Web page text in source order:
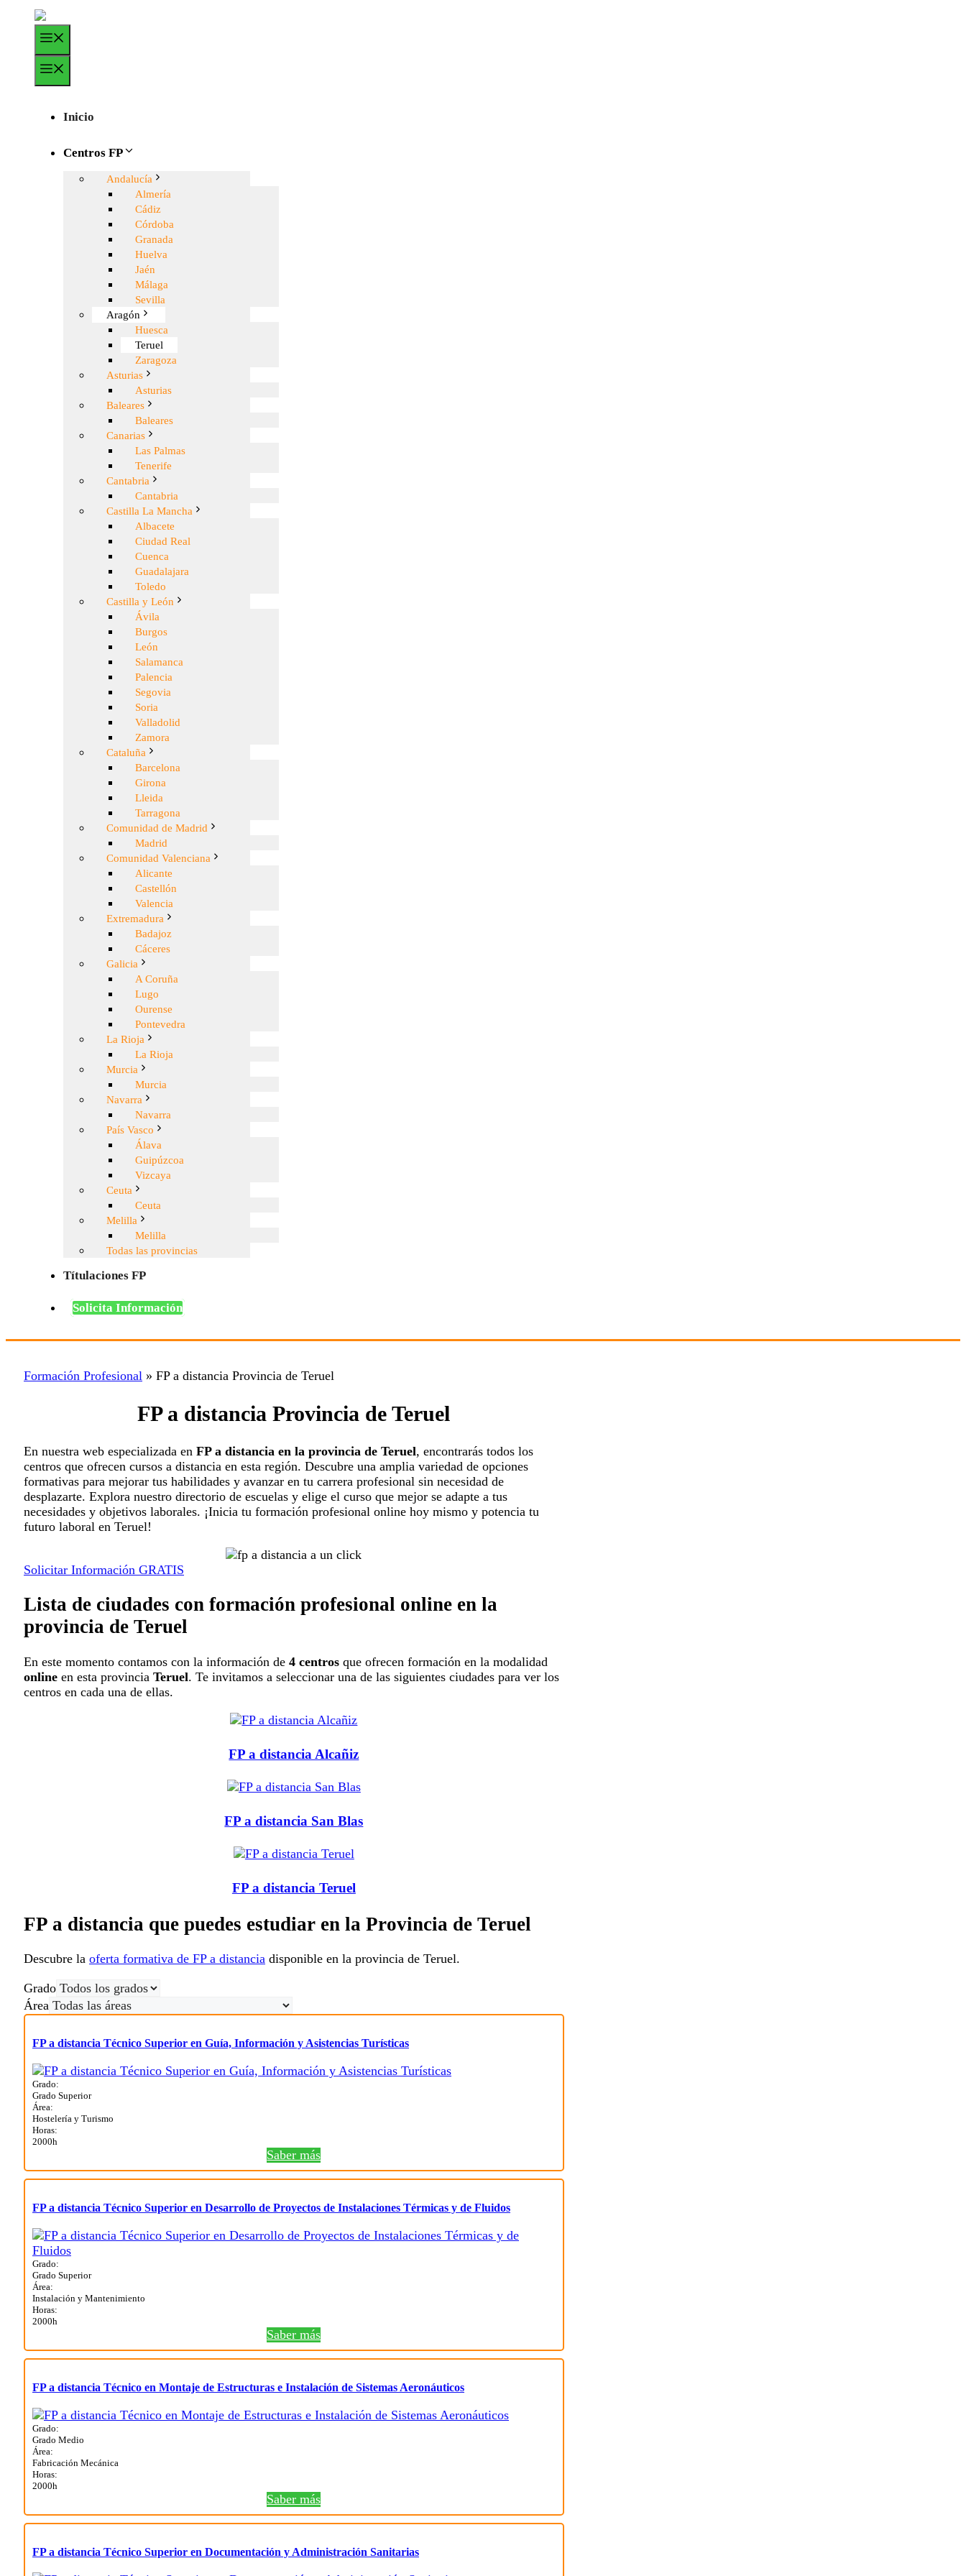
Saltar
contenido
Inicio
Centros FP
Andalucía
Almería
Cádiz
Córdoba
Granada
Huelva
Jaén
Málaga
Sevilla
Aragón
Huesca
Teruel
Zaragoza
Asturias
Asturias
Baleares
Baleares
Canarias
Las Palmas
Tenerife
Cantabria
Cantabria
Castilla La Mancha
Albacete
Ciudad Real
Cuenca
Guadalajara
Toledo
Castilla y León
Ávila
Burgos
León
Salamanca
Palencia
Segovia
Soria
Valladolid
Zamora
Cataluña
Barcelona
Girona
Lleida
Tarragona
Comunidad de Madrid
Madrid
Comunidad Valenciana
Alicante
Castellón
Valencia
Extremadura
Badajoz
Cáceres
Galicia
A Coruña
Lugo
Ourense
Pontevedra
La Rioja
La Rioja
Murcia
Murcia
Navarra
Navarra
País Vasco
Álava
Guipúzcoa
Vizcaya
Ceuta
Ceuta
Melilla
Melilla
Todas las provincias
Títulaciones FP
Solicita Información
Formación Profesional » FP a distancia Provincia de Teruel
FP a distancia Provincia de Teruel
En nuestra web especializada en FP a distancia en la provincia de Teruel, encontrarás todos los
centros que ofrecen cursos a distancia en esta región. Descubre una amplia variedad de opciones
formativas para mejorar tus habilidades y avanzar en tu carrera profesional sin necesidad de
desplazarte. Explora nuestro directorio de escuelas y elige el curso que mejor se adapte a tus
necesidades y objetivos laborales. ¡Inicia tu formación profesional online hoy mismo y potencia tu
futuro laboral en Teruel!
Solicitar Información GRATIS
Lista de ciudades con formación profesional online en la
provincia de Teruel
En este momento contamos con la información de 4 centros que ofrecen formación en la modalidad
online en esta provincia Teruel. Te invitamos a seleccionar una de las siguientes ciudades para ver los
centros en cada una de ellas.
FP a distancia Alcañiz
FP a distancia San Blas
FP a distancia Teruel
FP a distancia que puedes estudiar en la Provincia de Teruel
Descubre la oferta formativa de FP a distancia disponible en la provincia de Teruel.
Grado
Área
FP a distancia Técnico Superior en Guía, Información y Asistencias Turísticas
Grado:
Grado Superior
Área:
Hostelería y Turismo
Horas:
2000h
Saber más
FP a distancia Técnico Superior en Desarrollo de Proyectos de Instalaciones Térmicas y de Fluidos
Grado:
Grado Superior
Área:
Instalación y Mantenimiento
Horas:
2000h
Saber más
FP a distancia Técnico en Montaje de Estructuras e Instalación de Sistemas Aeronáuticos
Grado:
Grado Medio
Área:
Fabricación Mecánica
Horas:
2000h
Saber más
FP a distancia Técnico Superior en Documentación y Administración Sanitarias